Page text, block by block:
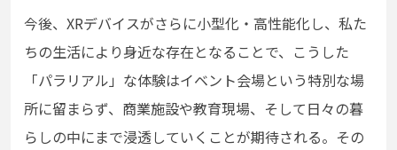
今後、XRデバイスがさらに小型化・高性能化し、私た
ちの生活により身近な存在となることで、こうした
「パラリアル」な体験はイベント会場という特別な場
所に留まらず、商業施設や教育現場、そして日々の暮
らしの中にまで浸透していくことが期待される。その